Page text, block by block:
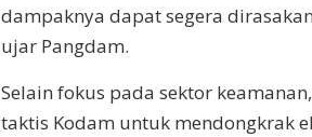
dampaknya dapat segera
ujar Pangdam.
​Selain fokus pada sektor
taktis Kodam untuk mendongkrak